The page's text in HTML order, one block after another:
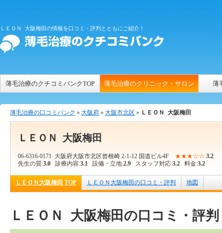
ＬＥＯＮ 大阪梅田の情報を口コミ・評判とともにご紹介！
薄毛治療のクチコミバンクTOP 薄毛治療のクリニック・サロン 薄
薄毛治療の口コミバンク » 大阪府 » 大阪市北区 » ＬＥＯＮ 大阪梅田
ＬＥＯＮ 大阪梅田
06-6316-0171 大阪府大阪市北区曾根崎 2-1-12 国道ビル4F ★★★☆☆ 3.2
先生の質:3.0 診療内容:3.1 設備・立地:2.9 スタッフ対応:3.2 料金:3.2
ＬＥＯＮ大阪梅田 TOP ＬＥＯＮ大阪梅田の口コミ・評判 地図
ＬＥＯＮ 大阪梅田の口コミ・評判